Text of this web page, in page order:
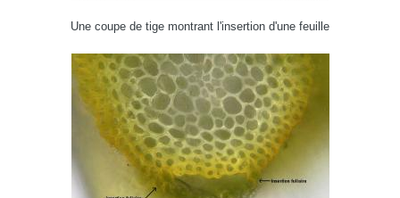
Une coupe de tige montrant l'insertion d'une feuille